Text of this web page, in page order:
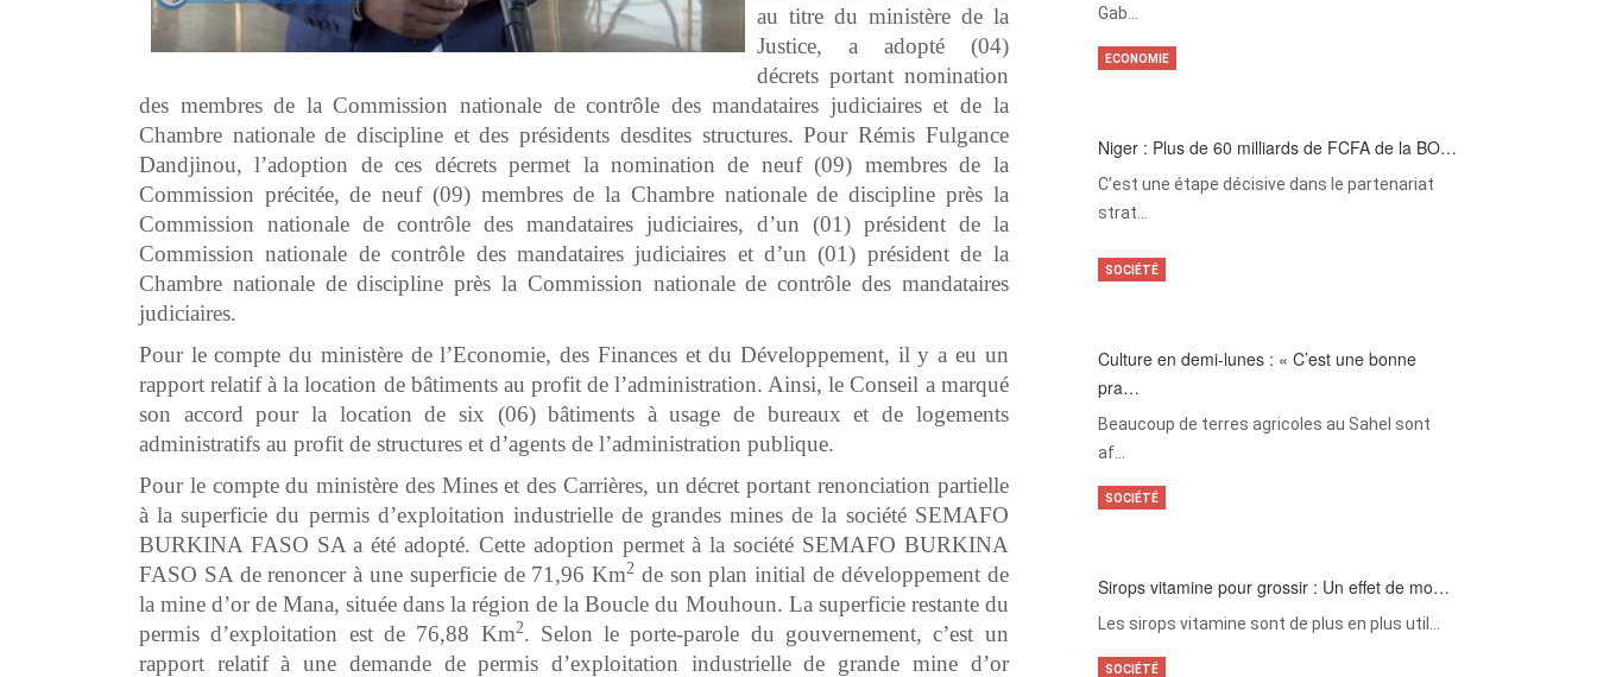
au titre du ministère de la
Justice, a adopté (04)
décrets portant nomination
des membres de la Commission nationale de contrôle des mandataires judiciaires et de la
Chambre nationale de discipline et des présidents desdites structures. Pour Rémis Fulgance
Dandjinou, l’adoption de ces décrets permet la nomination de neuf (09) membres de la
Commission précitée, de neuf (09) membres de la Chambre nationale de discipline près la
Commission nationale de contrôle des mandataires judiciaires, d’un (01) président de la
Commission nationale de contrôle des mandataires judiciaires et d’un (01) président de la
Chambre nationale de discipline près la Commission nationale de contrôle des mandataires
judiciaires.
Pour le compte du ministère de l’Economie, des Finances et du Développement, il y a eu un
rapport relatif à la location de bâtiments au profit de l’administration. Ainsi, le Conseil a marqué
son accord pour la location de six (06) bâtiments à usage de bureaux et de logements
administratifs au profit de structures et d’agents de l’administration publique.
Pour le compte du ministère des Mines et des Carrières, un décret portant renonciation partielle
à la superficie du permis d’exploitation industrielle de grandes mines de la société SEMAFO
BURKINA FASO SA a été adopté. Cette adoption permet à la société SEMAFO BURKINA
FASO SA de renoncer à une superficie de 71,96 Km2 de son plan initial de développement de
la mine d’or de Mana, située dans la région de la Boucle du Mouhoun. La superficie restante du
permis d’exploitation est de 76,88 Km2. Selon le porte-parole du gouvernement, c’est un
rapport relatif à une demande de permis d’exploitation industrielle de grande mine d’or
Gab…
Niger : Plus de 60 milliards de FCFA de la BO…
C’est une étape décisive dans le partenariat
strat…
ECONOMIE
Culture en demi-lunes : « C’est une bonne
pra…
Beaucoup de terres agricoles au Sahel sont
af…
SOCIÉTÉ
Sirops vitamine pour grossir : Un effet de mo…
Les sirops vitamine sont de plus en plus util…
SOCIÉTÉ
SOCIÉTÉ